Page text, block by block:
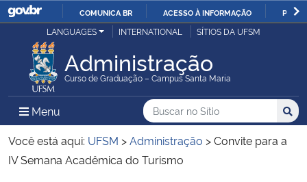
IR
O
COMUNICA BR ACESSO À INFORMAÇÃO
Ministério da Justiça e Segurança Pública
Ministério da Defesa
Ministério das Relações Exteriores
LANGUAGES INTERNATIONAL SÍTIOS DA UFSM
Administração
Curso de Graduação – Campus Santa Maria
Menu Menu Principal do Sítio
Busca
Buscar no no Sítio
Busca:
Você está aqui: UFSM >Administração >Convite para a
IV Semana Acadêmica do Turismo